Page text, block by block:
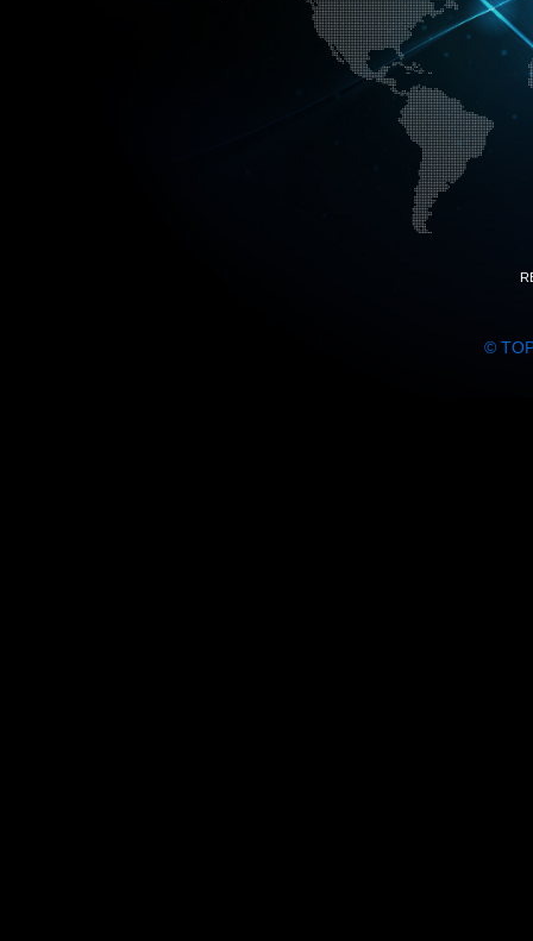
©
led, Topledworld, top led world, top
économie énergie, edf, lumière,